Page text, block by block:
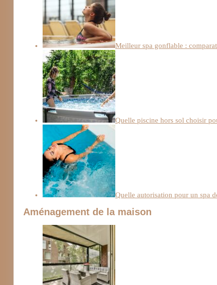
Meilleur spa gonflable :
Quelle piscine hors sol choisir
Quelle autorisation pour un spa
Aménagement de la maison